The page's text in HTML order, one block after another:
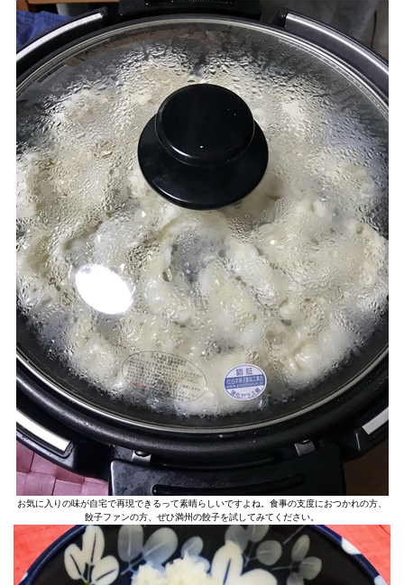
お気に入りの味が自宅で再現できるって素晴らしいですよね。食事の支度におつかれの方、
餃子ファンの方、ぜひ満州の餃子を試してみてください。